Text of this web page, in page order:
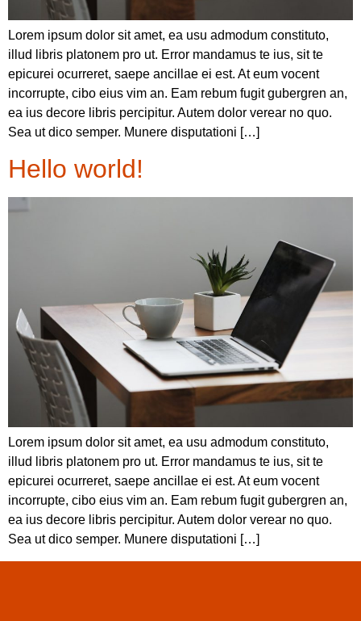
Lorem ipsum dolor sit amet, ea usu admodum constituto,
illud libris platonem pro ut. Error mandamus te ius, sit te
epicurei ocurreret, saepe ancillae ei est. At eum vocent
incorrupte, cibo eius vim an. Eam rebum fugit gubergren an,
ea ius decore libris percipitur. Autem dolor verear no quo.
Sea ut dico semper. Munere disputationi […]
Hello world!
Lorem ipsum dolor sit amet, ea usu admodum constituto,
illud libris platonem pro ut. Error mandamus te ius, sit te
epicurei ocurreret, saepe ancillae ei est. At eum vocent
incorrupte, cibo eius vim an. Eam rebum fugit gubergren an,
ea ius decore libris percipitur. Autem dolor verear no quo.
Sea ut dico semper. Munere disputationi […]